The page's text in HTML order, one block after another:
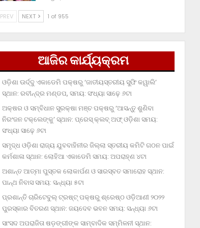
PREV NEXT 1 of 955
ଆଜିର କାର୍ଯ୍ୟକ୍ରମ
ଓଡ଼ିଶା ଊର୍ଦ୍ଦୁ ଏକାଡେମି ପକ୍ଷରୁ ‘ଜାତୀୟସ୍ତରୀୟ ସୁଫି କୱାଲି’
ସ୍ଥାନ: ରବୀନ୍ଦ୍ର ମଣ୍ଡପ, ସମୟ: ସଂଧ୍ୟା ସାଢ଼େ ୬ଟା
ଅକ୍ଷର ଓ ସମ୍ବିଧାନ ସୁରକ୍ଷା ମଞ୍ଚ ପକ୍ଷରୁ ‘ଆସନ୍ତୁ ଶୁଣିବା
ନିରଂଜନ ଟକ୍‌ଲେଙ୍କୁ’ ସ୍ଥାନ: ପ୍ରେସ୍‌ କ୍ଲବ୍‌ ଅଫ୍‌ ଓଡ଼ିଶା ସମୟ:
ସଂଧ୍ୟା ସାଢ଼େ ୬ଟା
ସମୃଦ୍ଧ ଓଡ଼ିଶା ରାଜ୍ୟ ଯୁବବାହିନୀର ଜିଲ୍ଲା ସ୍ତରୀୟ କମିଟି ଗଠନ ପାଇଁ
କର୍ମଶାଳା ସ୍ଥାନ: ଲୋହିଆ ଏକାଡେମି ସମୟ: ଅପରାହ୍‌ଣ ୪ଟା
ଅଶାନ୍ତ ଆତ୍ମା ପୁସ୍ତକ ଲୋକାର୍ପଣ ଓ ସାରସ୍ବତ ସମାରୋହ ସ୍ଥାନ:
ପାନ୍ଥ ନିବାସ ସମୟ: ସନ୍ଧ୍ୟା ୫ଟା
ପ୍ରଶାନ୍ତି ଚାରିଟେବୁଲ୍‌ ଟ୍ରଷ୍ଟ୍‌ ପକ୍ଷରୁ ଶ୍ରେଷ୍ଠ ଓଡ଼ିଆଣୀ ୨୦୨୨
ପୁରସ୍କାର ବିତରଣ ସ୍ଥାନ: ଜୟଦେବ ଭବନ ସମୟ: ସନ୍ଧ୍ୟା ୬ଟା
ସାଂସଦ ଅପରାଜିତା ଷଡ଼ଙ୍ଗୀଙ୍କ ସାମ୍ବାଦିକ ସମ୍ମିଳନୀ ସ୍ଥାନ: